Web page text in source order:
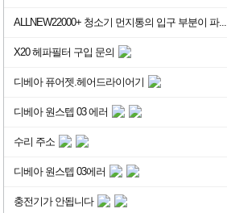
ALLNEW22000+ 청소기 먼지통의 입구 부분이 파...
X20 헤파필터 구입 문의
디베아 퓨어젯.헤어드라이어기
디베아 원스텝 03 에러
수리 주소
디베아 원스텝 03에러
충전기가 안됩니다